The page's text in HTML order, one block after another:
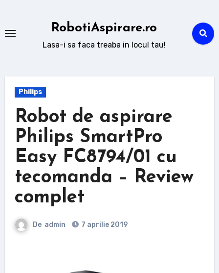
conținut
RobotiAspirare.ro
Lasa-i sa faca treaba in locul tau!
Philips
Robot de aspirare
Philips SmartPro
Easy FC8794/01 cu
tecomanda – Review
complet
De admin 7 aprilie 2019